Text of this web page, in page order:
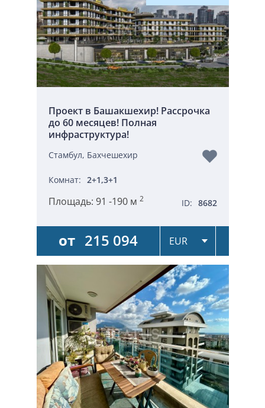
Проект в Башакшехир! Рассрочка
до 60 месяцев! Полная
инфраструктура!
Стамбул, Бахчешехир
Комнат: 2+1,3+1
Площадь: 91 -190 м 2 ID: 8682
от 215 094